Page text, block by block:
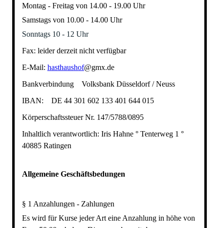
Montag - Freitag von 14.00 - 19.00 Uhr
Samstags von 10.00 - 14.00 Uhr
Sonntags 10 - 12 Uhr
Fax: leider derzeit nicht verfügbar
E-Mail: hasthaushof@gmx.de
Bankverbindung Volksbank Düsseldorf / Neuss
IBAN: DE 44 301 602 133 401 644 015
Körperschaftssteuer Nr. 147/5788/0895
Inhaltlich verantwortlich: Iris Hahne ° Tenterweg 1 °
40885 Ratingen
Allgemeine Geschäftsbedungen
§ 1 Anzahlungen - Zahlungen
Es wird für Kurse jeder Art eine Anzahlung in höhe von